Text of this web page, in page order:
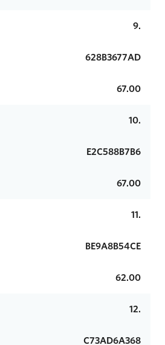
9.
628B3677AD
67.00
10.
E2C588B7B6
67.00
11.
BE9A8B54CE
62.00
12.
C73AD6A368